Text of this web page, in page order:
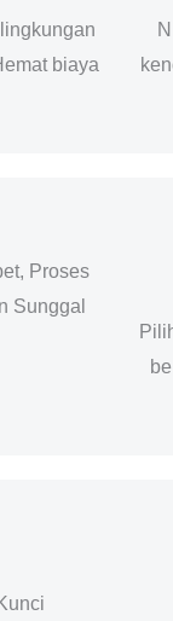
biaya
Proses
Sunggal